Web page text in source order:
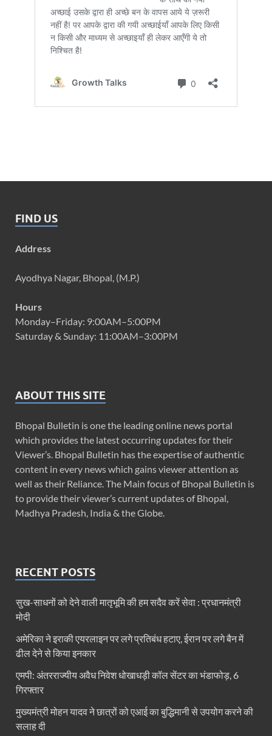
FIND US
Address
Ayodhya Nagar, Bhopal, (M.P.)
Hours
Monday–Friday: 9:00AM–5:00PM
Saturday & Sunday: 11:00AM–3:00PM
ABOUT THIS SITE
Bhopal Bulletin is one the leading online news portal
which provides the latest occurring updates for their
Viewer’s. Bhopal Bulletin has the expertise of authentic
content in every news which gains viewer attention as
well as their Reliance. The Main focus of Bhopal Bulletin is
to provide their viewer’s current updates of Bhopal,
Madhya Pradesh, India & the Globe.
RECENT POSTS
सुख-साधनों को देने वाली मातृभूमि की हम सदैव करें सेवा : प्रधानमंत्री
मोदी
अमेरिका ने इराकी एयरलाइन पर लगे प्रतिबंध हटाए, ईरान पर लगे बैन में
ढील देने से किया इनकार
एमपी: अंतरराज्यीय अवैध निवेश धोखाधड़ी कॉल सेंटर का भंडाफोड़, 6
गिरफ्तार
मुख्यमंत्री मोहन यादव ने छात्रों को एआई का बुद्धिमानी से उपयोग करने की
सलाह दी